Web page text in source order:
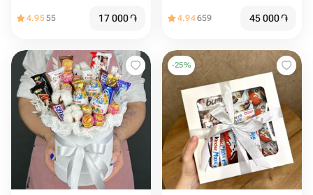
4.9555 17 000֏ 4.94659 45 000֏
-25%